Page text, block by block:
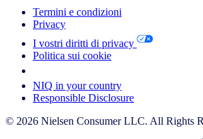
Termini e condizioni
Privacy
I vostri diritti di privacy
Politica sui cookie
NIQ in your country
Responsible Disclosure
© 2026 Nielsen Consumer LLC. All Rights